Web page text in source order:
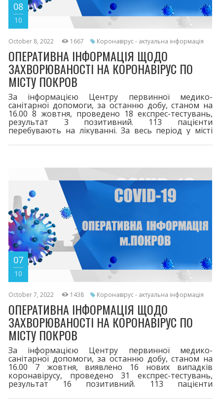
08
10
October 8, 2022 1667 Коронавірус - актуальна інформація
ОПЕРАТИВНА ІНФОРМАЦІЯ ЩОДО
ЗАХВОРЮВАНОСТІ НА КОРОНАВІРУС ПО
МІСТУ ПОКРОВ
За інформацією Центру первинної медико-
санітарної допомоги, за останню добу, станом на
16.00 8 жовтня, проведено 18 експрес-тестувань,
результат 3 позитивний. 113 пацієнти
перебувають на лікуванні. За весь період у місті
COVID-19. 116 життів вірус забрав. Двома дозами
хвороби телефонуйте сімейному лікарю або на 103.
Дотримуйтесь профілактичних заходів, у
07
10
October 7, 2022 1438 Коронавірус - актуальна інформація
ОПЕРАТИВНА ІНФОРМАЦІЯ ЩОДО
ЗАХВОРЮВАНОСТІ НА КОРОНАВІРУС ПО
МІСТУ ПОКРОВ
За інформацією Центру первинної медико-
санітарної допомоги, за останню добу, станом на
16.00 7 жовтня, виявлено 16 нових випадків
коронавірусу, проведено 31 експрес-тестувань,
результат 16 позитивний. 113 пацієнти
Шпиталізовано 2 хворих. За весь період у місті